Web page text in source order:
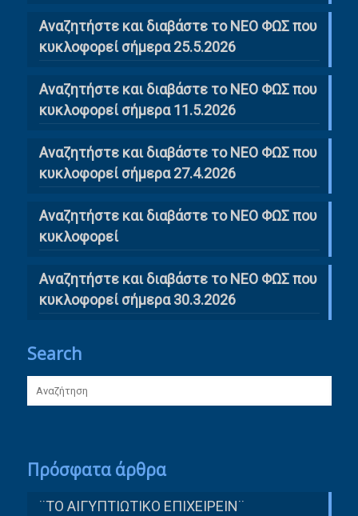
Αναζητήστε και διαβάστε το ΝΕΟ ΦΩΣ που
κυκλοφορεί σήμερα 25.5.2026
Αναζητήστε και διαβάστε το ΝΕΟ ΦΩΣ που
κυκλοφορεί σήμερα 11.5.2026
Αναζητήστε και διαβάστε το ΝΕΟ ΦΩΣ που
κυκλοφορεί σήμερα 27.4.2026
Αναζητήστε και διαβάστε το ΝΕΟ ΦΩΣ που
κυκλοφορεί
Αναζητήστε και διαβάστε το ΝΕΟ ΦΩΣ που
κυκλοφορεί σήμερα 30.3.2026
Search
Πρόσφατα άρθρα
¨ΤΟ ΑΙΓΥΠΤΙΩΤΙΚΟ ΕΠΙΧΕΙΡΕΙΝ¨